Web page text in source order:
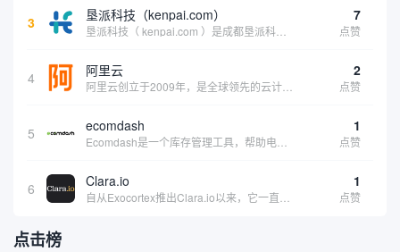
3 垦派科技（kenpai.com） 7
点赞
4 阿里云 2
点赞
5 ecomdash 1
点赞
6 Clara.io 1
点赞
点击榜